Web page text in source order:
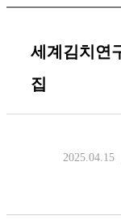
세계김치연
집
2025.04.15